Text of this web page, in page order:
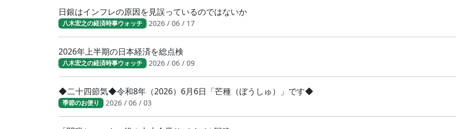
日銀はインフレの原因を見誤っているのではないか
八木宏之の経済時事ウォッチ 2026 / 06 / 17
2026年上半期の日本経済を総点検
八木宏之の経済時事ウォッチ 2026 / 06 / 09
◆二十四節気◆令和8年（2026）6月6日「芒種（ぼうしゅ）」です◆
季節のお便り 2026 / 06 / 03